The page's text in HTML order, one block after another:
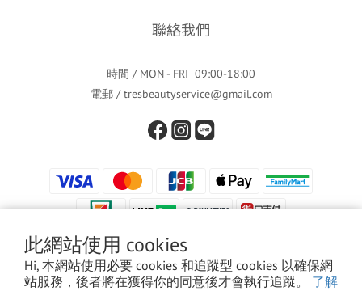
此網站使用 cookies
Hi, 本網站使用必要 cookies 和追蹤型 cookies 以確保網
站服務，後者將在獲得你的同意後才會執行追蹤。 了解
聯絡我們
時間 / MON - FRI 09:00-18:00
電郵 / tresbeautyservice@gmail.com